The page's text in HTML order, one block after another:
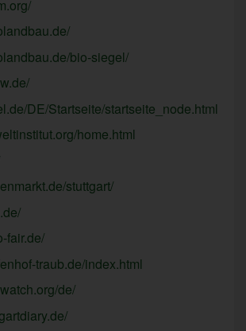
bio-siegel/
DE/Startseite/startseite_node.html
home.html
stuttgart/
fair.de/
traub.de/index.html
de/